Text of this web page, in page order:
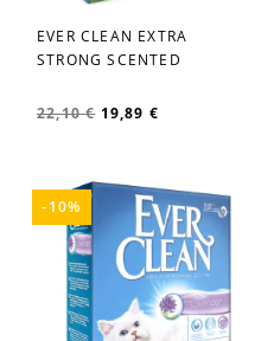
favorite_border
EVER CLEAN EXTRA
STRONG SCENTED
22,10 € 19,89 €
-10%